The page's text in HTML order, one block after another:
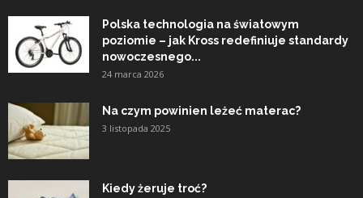
Polska technologia na światowym
poziomie – jak Kross redefiniuje standardy
nowoczesnego...
24 marca 2026
Na czym powinien leżeć materac?
3 listopada 2025
Kiedy żeruje troć?